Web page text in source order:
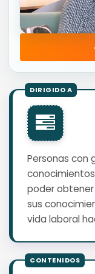
Personas con
poder
sus
vida laboral